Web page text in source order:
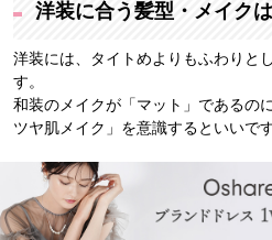
洋装に合う髪型・メイク
洋装には、タイトめよりもふわりと
す。
和装のメイクが「マット」であるの
ツヤ肌メイク」を意識するといいです
髪型